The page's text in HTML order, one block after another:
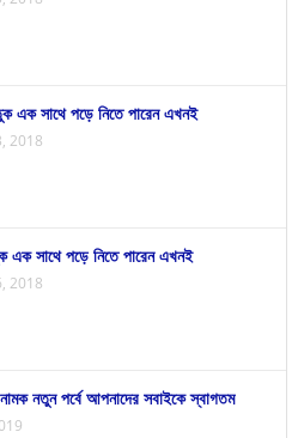
এক সাথে পড়ে নিতে পারেন এখনই
2018
এক সাথে পড়ে নিতে পারেন এখনই
2018
নতুন পর্বে আপনাদের সবাইকে স্বাগতম